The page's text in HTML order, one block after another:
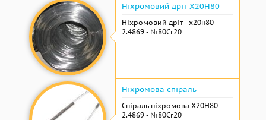
Ніхромовий дріт Х20Н80
Ніхромовий дріт - х20н80 -
2.4869 - Ni80Cr20
Ніхромова спіраль
Спіраль ніхромова Х20Н80 -
2.4869 - Ni80Cr20